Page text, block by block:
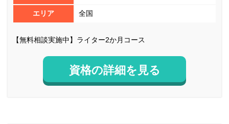
エリア 全国
【無料相談実施中】ライター2か月コース
資格の詳細を見る